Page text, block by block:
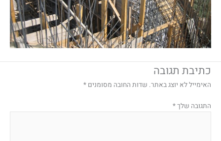
כתיבת תגובה
האימייל לא יוצג באתר. שדות החובה מסומנים *
התגובה שלך*